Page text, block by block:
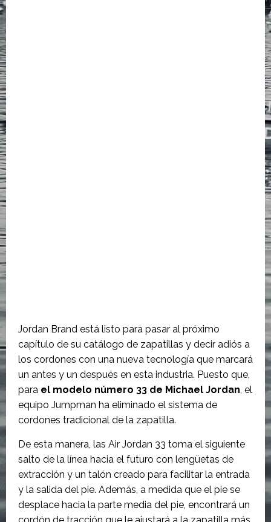
Jordan Brand está listo para pasar al próximo
capítulo de su catálogo de zapatillas y decir adiós a
los cordones con una nueva tecnología que marcará
un antes y un después en esta industria. Puesto que,
para el modelo número 33 de Michael Jordan, el
equipo Jumpman ha eliminado el sistema de
cordones tradicional de la zapatilla.
De esta manera, las Air Jordan 33 toma el siguiente
salto de la línea hacia el futuro con lengüetas de
extracción y un talón creado para facilitar la entrada
y la salida del pie. Además, a medida que el pie se
desplace hacia la parte media del pie, encontrará un